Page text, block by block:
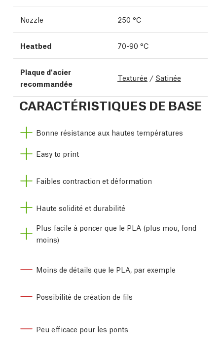
Nozzle 250 °C
Heatbed 70-90 °C
Plaque d'acier
recommandée
Texturée / Satinée
CARACTÉRISTIQUES DE BASE
Bonne résistance aux hautes températures
Easy to print
Faibles contraction et déformation
Haute solidité et durabilité
Plus facile à poncer que le PLA (plus mou, fond
moins)
Moins de détails que le PLA, par exemple
Possibilité de création de fils
Peu efficace pour les ponts